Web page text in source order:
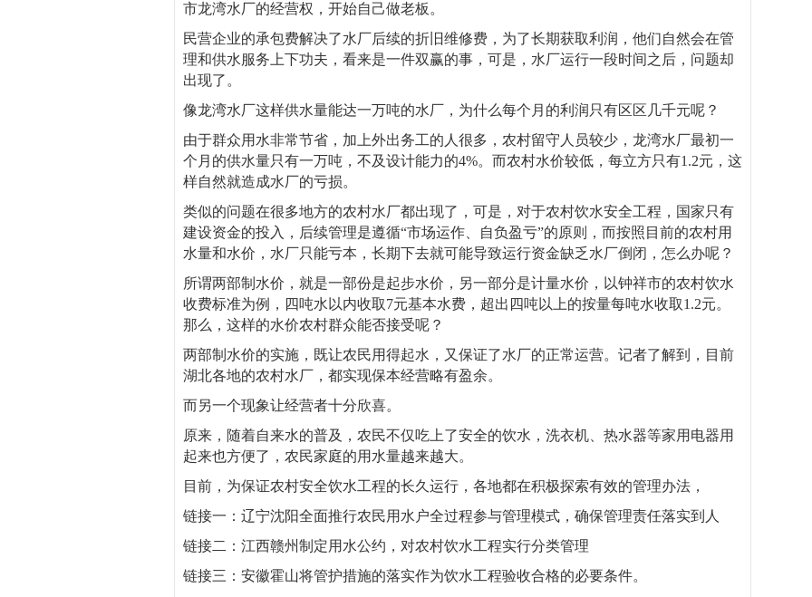
市龙湾水厂的经营权，开始自己做老板。
民营企业的承包费解决了水厂后续的折旧维修费，为了长期获取利润，他们自然会在管
理和供水服务上下功夫，看来是一件双赢的事，可是，水厂运行一段时间之后，问题却
出现了。
像龙湾水厂这样供水量能达一万吨的水厂，为什么每个月的利润只有区区几千元呢？
由于群众用水非常节省，加上外出务工的人很多，农村留守人员较少，龙湾水厂最初一
个月的供水量只有一万吨，不及设计能力的4%。而农村水价较低，每立方只有1.2元，这
样自然就造成水厂的亏损。
类似的问题在很多地方的农村水厂都出现了，可是，对于农村饮水安全工程，国家只有
建设资金的投入，后续管理是遵循“市场运作、自负盈亏”的原则，而按照目前的农村用
水量和水价，水厂只能亏本，长期下去就可能导致运行资金缺乏水厂倒闭，怎么办呢？
所谓两部制水价，就是一部份是起步水价，另一部分是计量水价，以钟祥市的农村饮水
收费标准为例，四吨水以内收取7元基本水费，超出四吨以上的按量每吨水收取1.2元。
那么，这样的水价农村群众能否接受呢？
两部制水价的实施，既让农民用得起水，又保证了水厂的正常运营。记者了解到，目前
湖北各地的农村水厂，都实现保本经营略有盈余。
而另一个现象让经营者十分欣喜。
原来，随着自来水的普及，农民不仅吃上了安全的饮水，洗衣机、热水器等家用电器用
起来也方便了，农民家庭的用水量越来越大。
目前，为保证农村安全饮水工程的长久运行，各地都在积极探索有效的管理办法，
链接一：辽宁沈阳全面推行农民用水户全过程参与管理模式，确保管理责任落实到人
链接二：江西赣州制定用水公约，对农村饮水工程实行分类管理
链接三：安徽霍山将管护措施的落实作为饮水工程验收合格的必要条件。